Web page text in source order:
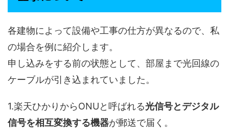
各建物によって設備や工事の仕方が異なるので、私
の場合を例に紹介します。
申し込みをする前の状態として、部屋まで光回線の
ケーブルが引き込まれていました。
1.楽天ひかりからONUと呼ばれる光信号とデジタル
信号を相互変換する機器が郵送で届く。